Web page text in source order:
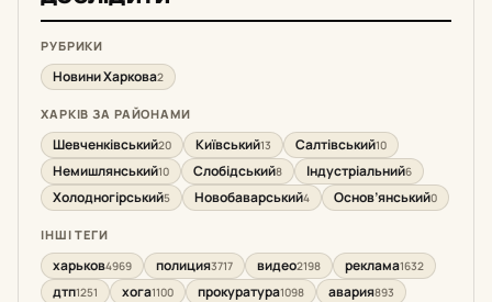
РУБРИКИ
Новини Харкова2
ХАРКІВ ЗА РАЙОНАМИ
Шевченківський20 Київський13 Салтівський10
Немишлянський10 Слобідський8 Індустріальний6
Холодногірський5 Новобаварський4 Основ’янський0
ІНШІ ТЕГИ
харьков4969 полиция3717 видео2198 реклама1632
дтп1251 хога1100 прокуратура1098 авария893